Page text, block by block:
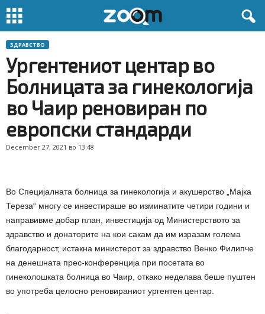
ЗДРАВСТВО
Ургентениот центар во
Болницата за гинекологија
во Чаир реновиран по
европски стандарди
December 27, 2021 во 13:48
Во Специјалната болница за гинекологија и акушерство „Мајка
Тереза“ многу се инвестираше во изминатите четири години и
направивме добар план, инвестиција од Министерството за
здравство и донаторите на кои сакам да им изразам голема
благодарност, истакна министерот за здравство Венко Филипче
на денешната прес-конференција при посетата во
гинеколошката болница во Чаир, откако неделава беше пуштен
во употреба целосно реновираниот ургентен центар.